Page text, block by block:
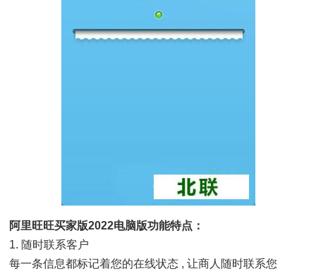
阿里旺旺买家版2022电脑版功能特点：
1. 随时联系客户
每一条信息都标记着您的在线状态 , 让商人随时联系您